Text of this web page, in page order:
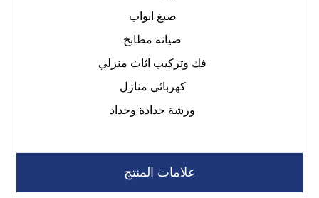
صبغ ابواب
صيانة مطابخ
فك وتركيب اثاث منزلي
كهربائي منازل
ورشة حدادة وحداد
علامات المنتج